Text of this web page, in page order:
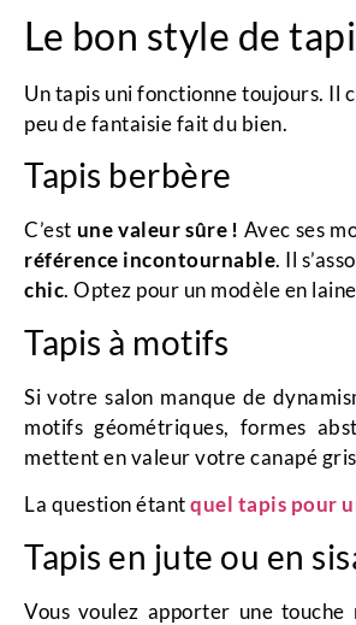
Le bon style de
Un tapis uni fonctionne toujours. Il
peu de fantaisie fait du bien.
Tapis berbère
C’est une valeur sûre ! Avec ses
référence incontournable. Il
chic. Optez pour un modèle en
Tapis à motifs
Si votre salon manque de
motifs géométriques, formes
mettent en valeur votre canapé
La question étantquel tapis pour
Tapis en jute ou en
Vous voulez apporter une